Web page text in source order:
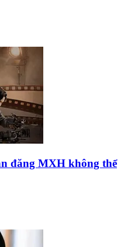
đăng MXH không thể